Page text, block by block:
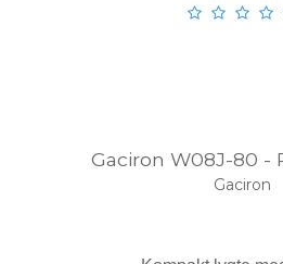
Gaciron W08J-80 -
Gaciron